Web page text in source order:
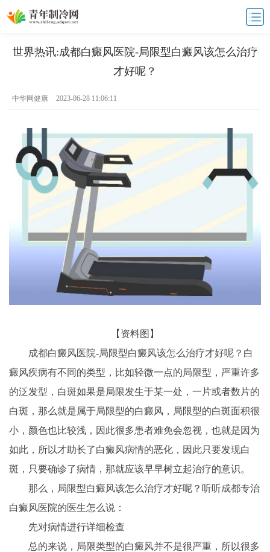
世界热讯:成都白癜风医院-局限型白癜风该怎么治疗
才好呢？
中华网健康 2023-06-28 11:06:11
【资料图】
成都白癜风医院-局限型白癜风该怎么治疗才好呢？白
癜风疾病有不同的类型，比如轻微一点的局限型，严重许多
的泛发型，白斑如果是局限发生于某一处，一片或者数片的
白斑，那么就是属于局限型的白癜风，局限型的白斑面积很
小，颜色也比较浅，因此很多患者难免会忽视，也就是因为
如此，所以才助长了白癜风病情的恶化，因此只要发现白
斑，只要确诊了病情，那就应该早早树立起治疗的意识。
那么，局限型白癜风该怎么治疗才好呢？听听成都专治
白癜风医院的医生怎么说：
先对病情进行详细检查
总的来说，局限类型的白癜风并不是很严重，所以很多